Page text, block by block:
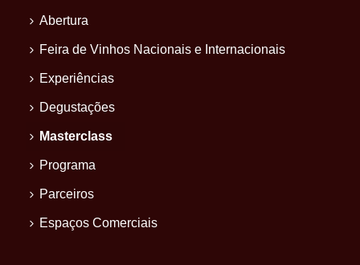
Abertura
Feira de Vinhos Nacionais e Internacionais
Experiências
Degustações
Masterclass
Programa
Parceiros
Espaços Comerciais